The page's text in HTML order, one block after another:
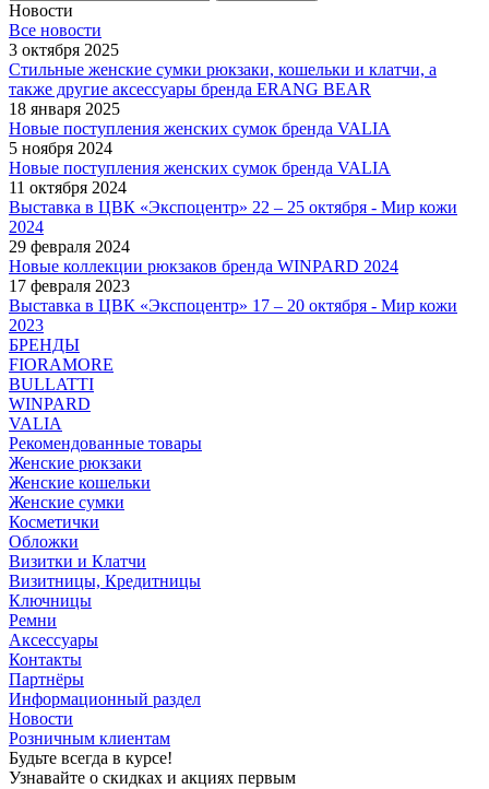
Новости
Все новости
3 октября 2025
Стильные женские сумки рюкзаки, кошельки и клатчи, а
также другие аксессуары бренда ERANG BEAR
18 января 2025
Новые поступления женских сумок бренда VALIA
5 ноября 2024
Новые поступления женских сумок бренда VALIA
11 октября 2024
Выставка в ЦВК «Экспоцентр» 22 – 25 октября - Мир кожи
2024
29 февраля 2024
Новые коллекции рюкзаков бренда WINPARD 2024
17 февраля 2023
Выставка в ЦВК «Экспоцентр» 17 – 20 октября - Мир кожи
2023
БРЕНДЫ
FIORAMORE
BULLATTI
WINPARD
VALIA
Рекомендованные товары
Женские рюкзаки
Женские кошельки
Женские сумки
Косметички
Обложки
Визитки и Клатчи
Визитницы, Кредитницы
Ключницы
Ремни
Аксессуары
Контакты
Партнёры
Информационный раздел
Новости
Розничным клиентам
Будьте всегда в курсе!
Узнавайте о скидках и акциях первым